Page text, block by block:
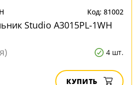
Код: 81002
Studio A3015PL-1WH
4 шт.
КУПИТЬ